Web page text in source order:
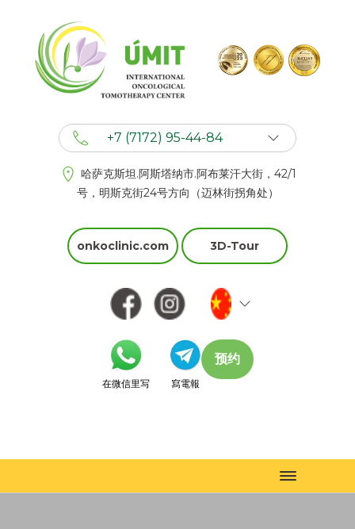
+7 (7172) 95-44-84
+7 (777) 201 44 44
哈萨克斯坦.阿斯塔纳市.阿布莱汗大街，42/1
号，明斯克街24号方向（迈林街拐角处）
onkoclinic.com 3D-Tour
在微信里写 寫電報
预约
Toggle
navigation